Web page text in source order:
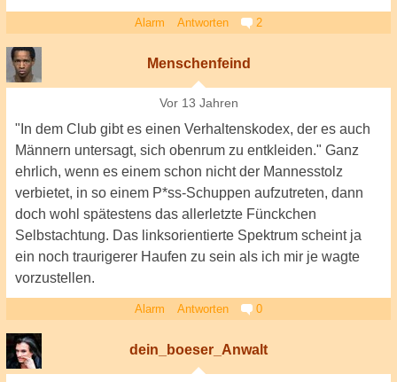
Alarm Antworten 2
Menschenfeind
Vor 13 Jahren
"In dem Club gibt es einen Verhaltenskodex, der es auch
Männern untersagt, sich obenrum zu entkleiden." Ganz
ehrlich, wenn es einem schon nicht der Mannesstolz
verbietet, in so einem P*ss-Schuppen aufzutreten, dann
doch wohl spätestens das allerletzte Fünckchen
Selbstachtung. Das linksorientierte Spektrum scheint ja
ein noch traurigerer Haufen zu sein als ich mir je wagte
vorzustellen.
Alarm Antworten 0
dein_boeser_Anwalt